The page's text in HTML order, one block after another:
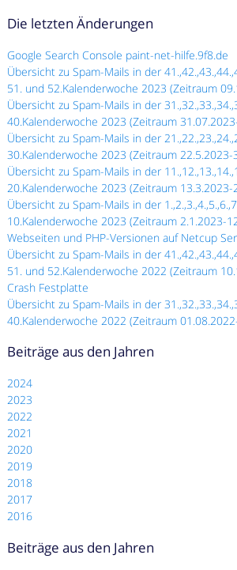
Die letzten Änderungen
Google Search Console paint-net-hilfe.9f8.de
Übersicht zu Spam-Mails in der
51. und 52.Kalenderwoche 2023 (Zeitraum
Übersicht zu Spam-Mails in der
40.Kalenderwoche 2023 (Zeitraum
Übersicht zu Spam-Mails in der
30.Kalenderwoche 2023 (Zeitraum 22.5.2023-
Übersicht zu Spam-Mails in der
20.Kalenderwoche 2023 (Zeitraum 13.3.2023-
Übersicht zu Spam-Mails in der
10.Kalenderwoche 2023 (Zeitraum 2.1.2023-
Webseiten und PHP-Versionen auf Netcup
Übersicht zu Spam-Mails in der
51. und 52.Kalenderwoche 2022 (Zeitraum
Crash Festplatte
Übersicht zu Spam-Mails in der
40.Kalenderwoche 2022 (Zeitraum
Beiträge aus den Jahren
2024
2023
2022
2021
2020
2019
2018
2017
2016
Beiträge aus den Jahren